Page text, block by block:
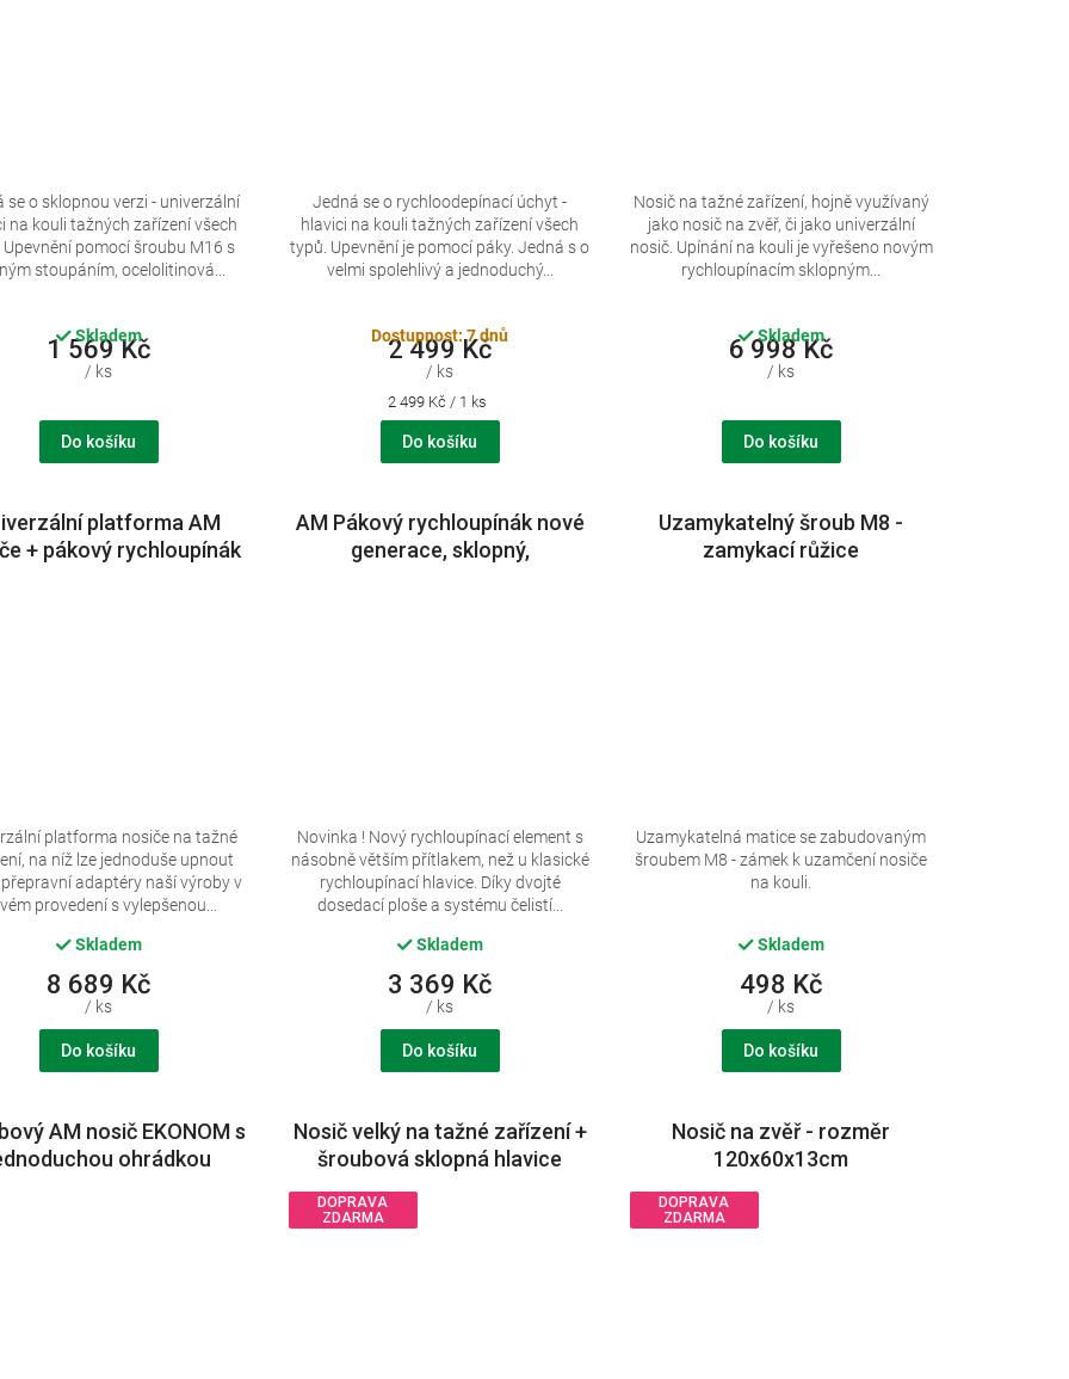
Skladem
1 569 Kč
/ ks
Do košíku
se o sklopnou verzi - univerzální
na kouli tažných zařízení všech
pomocí šroubu M16 s
stoupáním, ocelolitinová...
Dostupnost: 7 dnů
2 499 Kč
/ ks
Měrná
cena:
2 499 Kč / 1 ks
Do košíku
Jedná se o rychloodepínací úchyt -
hlavici na kouli tažných zařízení všech
typů. Upevnění je pomocí páky. Jedná s o
velmi spolehlivý a jednoduchý...
Skladem
6 998 Kč
/ ks
Do košíku
Nosič na tažné zařízení, hojně využívaný
jako nosič na zvěř, či jako univerzální
nosič. Upínání na kouli je vyřešeno novým
rychloupínacím sklopným...
platforma AM
+ pákový rychloupínák
Skladem
8 689 Kč
/ ks
Do košíku
platforma nosiče na tažné
na níž lze jednoduše upnout
adaptéry naší výroby v
provedení s vylepšenou...
AM Pákový rychloupínák nové
generace, sklopný,
Skladem
3 369 Kč
/ ks
Do košíku
Novinka ! Nový rychloupínací element s
násobně větším přítlakem, než u klasické
rychloupínací hlavice. Díky dvojté
dosedací ploše a systému čelistí...
Uzamykatelný šroub M8 -
zamykací růžice
Skladem
498 Kč
/ ks
Do košíku
Uzamykatelná matice se zabudovaným
šroubem M8 - zámek k uzamčení nosiče
na kouli.
AM nosič EKONOM s
ohrádkou
DOPRAVA
ZDARMA
Nosič velký na tažné zařízení +
šroubová sklopná hlavice
DOPRAVA
ZDARMA
Nosič na zvěř - rozměr
120x60x13cm